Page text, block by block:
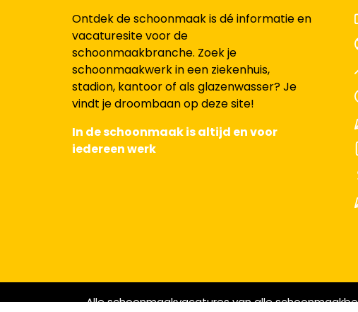
Ontdek de schoonmaak is dé informatie en
vacaturesite voor de
schoonmaakbranche. Zoek je
schoonmaakwerk in een ziekenhuis,
stadion, kantoor of als glazenwasser? Je
vindt je droombaan op deze site!
In de schoonmaak is altijd en voor
iedereen werk
Alle schoonmaakvacatures van alle